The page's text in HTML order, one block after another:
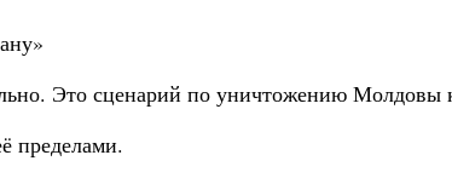
Это сценарий по уничтожению Молдовы
пределами.